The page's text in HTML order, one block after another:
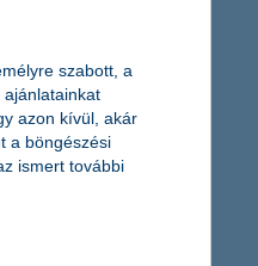
3 százalék körül
van szükség az
szabott, a
azon kívül, akár
a böngészési
ismert további